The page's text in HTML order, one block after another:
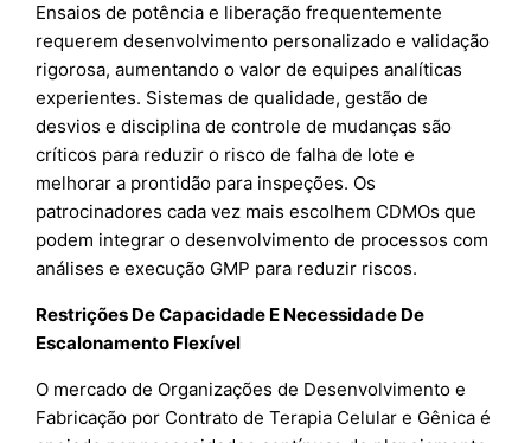
Ensaios de potência e liberação frequentemente
requerem desenvolvimento personalizado e validação
rigorosa, aumentando o valor de equipes analíticas
experientes. Sistemas de qualidade, gestão de
desvios e disciplina de controle de mudanças são
críticos para reduzir o risco de falha de lote e
melhorar a prontidão para inspeções. Os
patrocinadores cada vez mais escolhem CDMOs que
podem integrar o desenvolvimento de processos com
análises e execução GMP para reduzir riscos.
Restrições De Capacidade E Necessidade De
Escalonamento Flexível
O mercado de Organizações de Desenvolvimento e
Fabricação por Contrato de Terapia Celular e Gênica é